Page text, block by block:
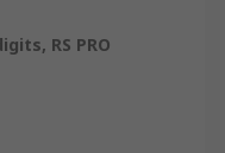
RS PRO